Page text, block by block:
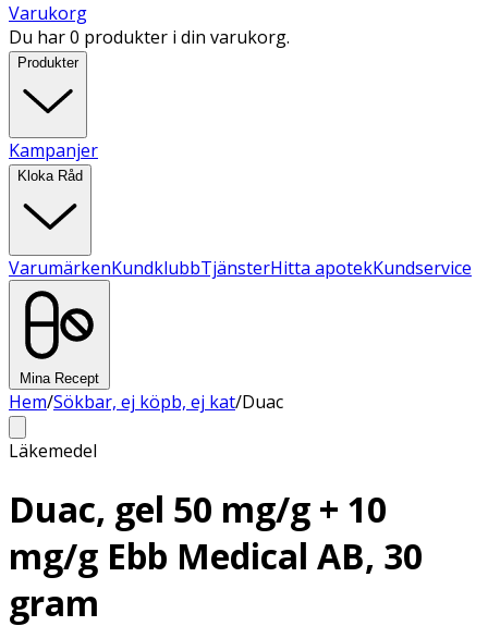
Varukorg
Du har 0 produkter i din varukorg.
Produkter
Kampanjer
Kloka Råd
VarumärkenKundklubbTjänsterHitta apotekKundservice
Mina Recept
Hem/Sökbar, ej köpb, ej kat/Duac
Läkemedel
Duac, gel 50 mg/g + 10
mg/g Ebb Medical AB, 30
gram